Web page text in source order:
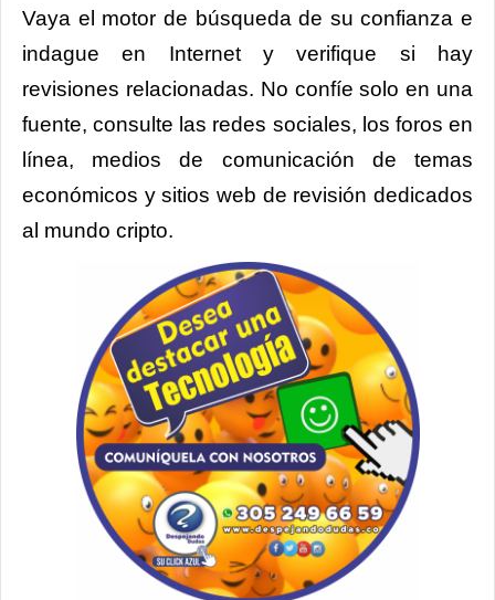
Vaya el motor de búsqueda de su confianza e
indague en Internet y verifique si hay
revisiones relacionadas. No confíe solo en una
fuente, consulte las redes sociales, los foros en
línea, medios de comunicación de temas
económicos y sitios web de revisión dedicados
al mundo cripto.